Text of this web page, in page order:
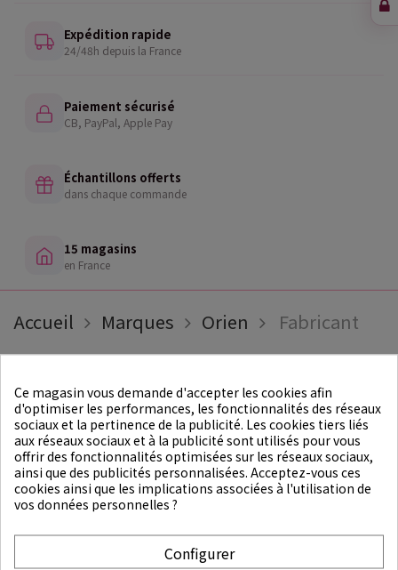
Expédition rapide
24/48h depuis la France
Paiement sécurisé
CB, PayPal, Apple Pay
Échantillons offerts
dans chaque commande
15 magasins
en France
Accueil Marques Orien Fabricant
Pertinence
Ce magasin vous demande d'accepter les cookies afin
d'optimiser les performances, les fonctionnalités des réseaux
sociaux et la pertinence de la publicité. Les cookies tiers liés
aux réseaux sociaux et à la publicité sont utilisés pour vous
offrir des fonctionnalités optimisées sur les réseaux sociaux,
ainsi que des publicités personnalisées. Acceptez-vous ces
cookies ainsi que les implications associées à l'utilisation de
vos données personnelles ?
Configurer